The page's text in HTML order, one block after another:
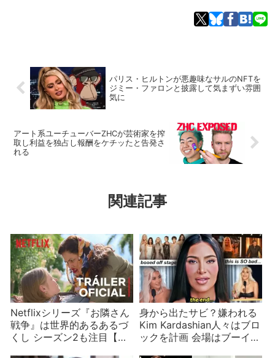
パリス・ヒルトンが悪趣味なサルのNFTを
ジミー・ファロンと披露して気まずい雰囲
気に
アート系ユーチューバーZHCが芸術家を搾
取し利益を独占し報酬をケチッたと告発さ
れる
関連記事
Netflixシリーズ『お隣さん
戦争』は世界的あるあるづ
くし シーズン2も注目【ネ
身から出たサビ？嫌われる
Kim Kardashian人々はブロ
ックを計画 会場はブーイン